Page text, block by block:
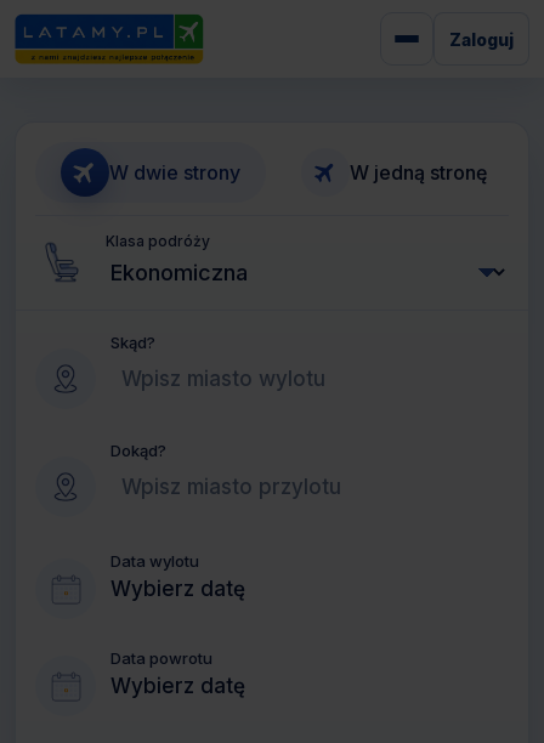
Zaloguj
W dwie strony W jedną stronę
Klasa podróży
Skąd?
Dokąd?
Data wylotu
Wybierz datę
Data powrotu
Wybierz datę